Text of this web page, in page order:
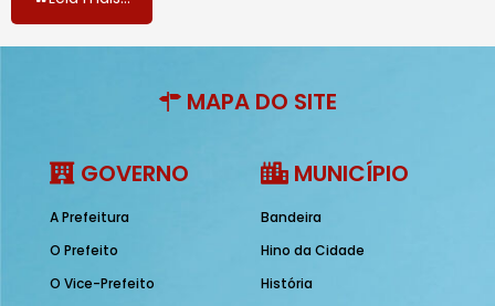
MAPA DO SITE
GOVERNO
A Prefeitura
O Prefeito
O Vice-Prefeito
MUNICÍPIO
Bandeira
Hino da Cidade
História